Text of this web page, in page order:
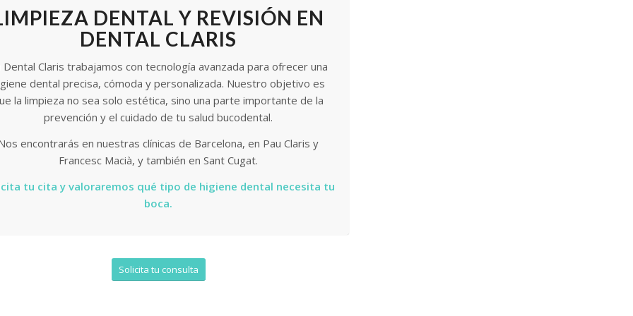
DENTAL Y REVISIÓN EN
DENTAL CLARIS
Dental Claris trabajamos con tecnología avanzada para ofrecer una
dental precisa, cómoda y personalizada. Nuestro objetivo es
la limpieza no sea solo estética, sino una parte importante de la
prevención y el cuidado de tu salud bucodental.
encontrarás en nuestras clínicas de Barcelona, en Pau Claris y
Francesc Macià, y también en Sant Cugat.
tu cita y valoraremos qué tipo de higiene dental necesita tu
boca.
Solicita tu consulta